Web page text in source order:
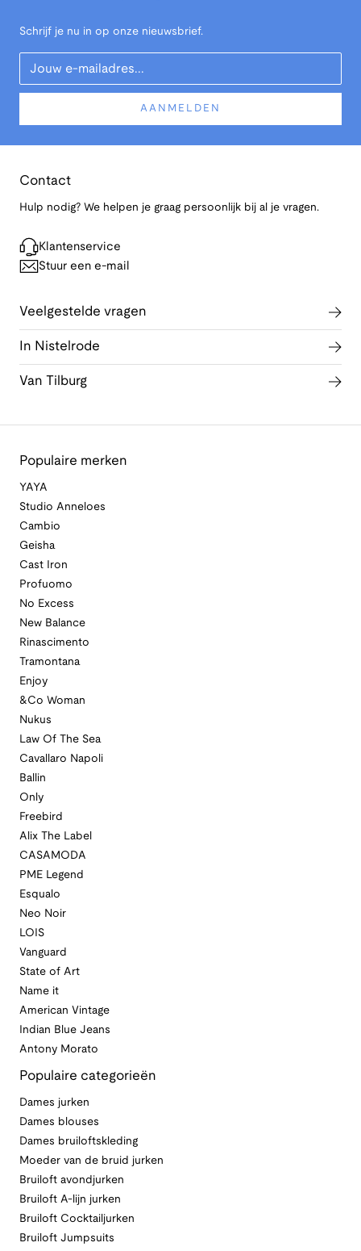
Schrijf je nu in op onze nieuwsbrief.
Your Email
AANMELDEN
Contact
Hulp nodig? We helpen je graag persoonlijk bij al je vragen.
Klantenservice
Stuur een e-mail
Veelgestelde vragen
In Nistelrode
Van Tilburg
Populaire merken
YAYA
Studio Anneloes
Cambio
Geisha
Cast Iron
Profuomo
No Excess
New Balance
Rinascimento
Tramontana
Enjoy
&Co Woman
Nukus
Law Of The Sea
Cavallaro Napoli
Ballin
Only
Freebird
Alix The Label
CASAMODA
PME Legend
Esqualo
Neo Noir
LOIS
Vanguard
State of Art
Name it
American Vintage
Indian Blue Jeans
Antony Morato
Populaire categorieën
Dames jurken
Dames blouses
Dames bruiloftskleding
Moeder van de bruid jurken
Bruiloft avondjurken
Bruiloft A-lijn jurken
Bruiloft Cocktailjurken
Bruiloft Jumpsuits